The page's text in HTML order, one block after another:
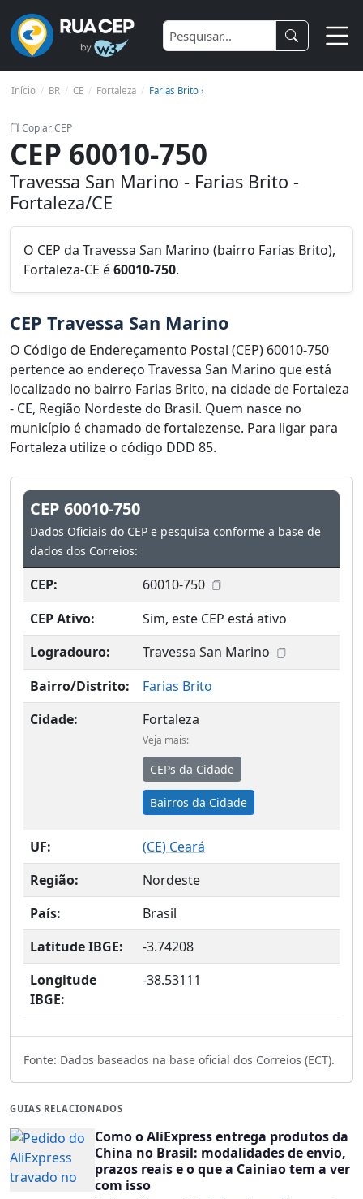
Início BR CE Fortaleza Farias Brito ›
Copiar CEP
CEP 60010-750
Travessa San Marino - Farias Brito -
Fortaleza/CE
O CEP da Travessa San Marino (bairro Farias Brito),
Fortaleza-CE é60010-750.
CEP Travessa San Marino
O Código de Endereçamento Postal (CEP) 60010-750
pertence ao endereço Travessa San Marino que está
localizado no bairro Farias Brito, na cidade de Fortaleza
- CE, Região Nordeste do Brasil. Quem nasce no
município é chamado de fortalezense. Para ligar para
Fortaleza utilize o código DDD 85.
CEP 60010-750
Dados Oficiais do CEP e pesquisa conforme a base de
dados dos Correios:
CEP:
60010-750
CEP Ativo:
Sim, este CEP está ativo
Logradouro:
Travessa San Marino
Bairro/Distrito:
Farias Brito
Cidade:
Fortaleza
Veja mais:
CEPs da Cidade
Bairros da Cidade
UF: (CE) Ceará
Região:
Nordeste
País:
Brasil
Latitude IBGE:
-3.74208
Longitude
IBGE:
-38.53111
Fonte: Dados baseados na base oficial dos Correios (ECT).
GUIAS RELACIONADOS
Como o AliExpress entrega produtos da
China no Brasil: modalidades de envio,
prazos reais e o que a Cainiao tem a ver
com isso